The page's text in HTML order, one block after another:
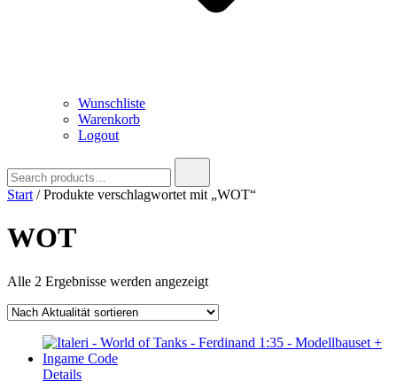
Wunschliste
Warenkorb
Logout
for:
Start / Produkte verschlagwortet mit „WOT“
WOT
Alle 2 Ergebnisse werden angezeigtNach
sortiert
Details